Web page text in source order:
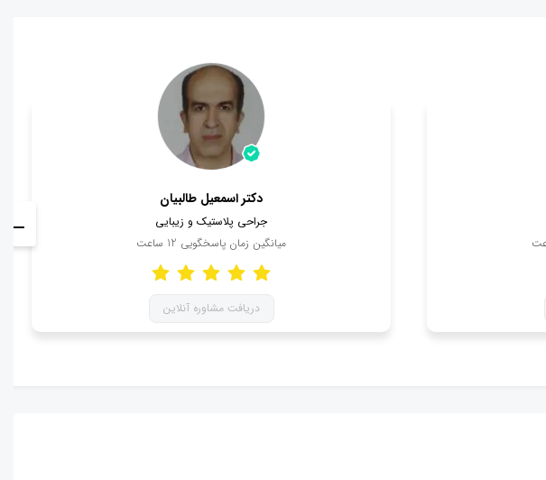
دکتر اسمعیل طالبیان
جراحی پلاستیک و زیبایی
میانگین زمان پاسخگویی 12 ساعت
دریافت مشاوره آنلاین